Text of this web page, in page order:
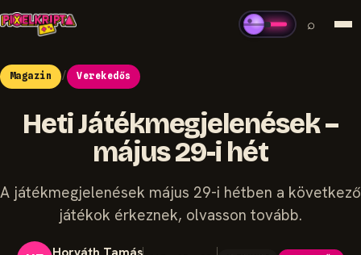
⌕
Magazin / Verekedős
Heti Játékmegjelenések –
május 29-i hét
A játékmegjelenések május 29-i hétben a következő
játékok érkeznek, olvasson tovább.